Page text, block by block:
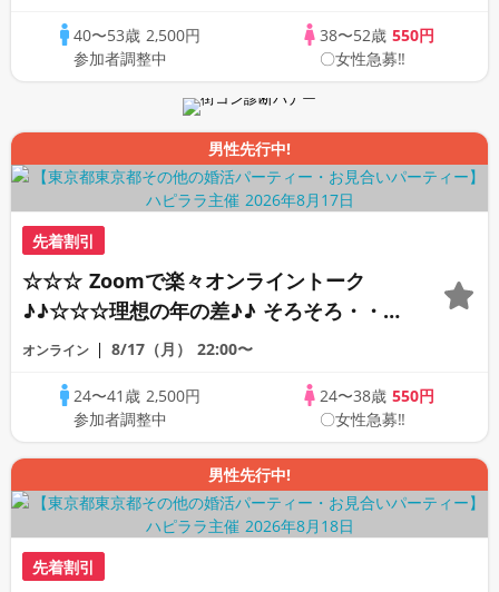
PARTY!!40〜53歳 2,500円
参加者調整中
38〜52歳 550円
〇女性急募‼
男性先行中!
先着割引
☆☆☆ Zoomで楽々オンライントーク
♪♪☆☆☆理想の年の差♪♪ そろそろ・・・
素敵な恋人見つけたい♪ ♪☆カジュアルな
行あり♪♪
オンライン 8/17（月） 22:00〜
24〜41歳 2,500円
参加者調整中
24〜38歳 550円
〇女性急募‼
男性先行中!
先着割引